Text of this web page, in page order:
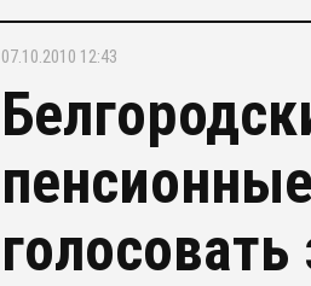
07.10.2010 12:43